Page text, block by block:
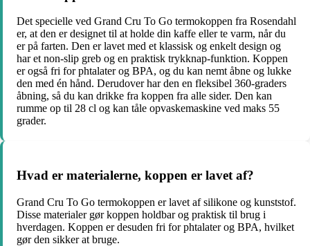
Det specielle ved Grand Cru To Go termokoppen fra Rosendahl
er, at den er designet til at holde din kaffe eller te varm, når du
er på farten. Den er lavet med et klassisk og enkelt design og
har et non-slip greb og en praktisk trykknap-funktion. Koppen
er også fri for phtalater og BPA, og du kan nemt åbne og lukke
den med én hånd. Derudover har den en fleksibel 360-graders
åbning, så du kan drikke fra koppen fra alle sider. Den kan
rumme op til 28 cl og kan tåle opvaskemaskine ved maks 55
grader.
Hvad er materialerne, koppen er lavet af?
Grand Cru To Go termokoppen er lavet af silikone og kunststof.
Disse materialer gør koppen holdbar og praktisk til brug i
hverdagen. Koppen er desuden fri for phtalater og BPA, hvilket
gør den sikker at bruge.